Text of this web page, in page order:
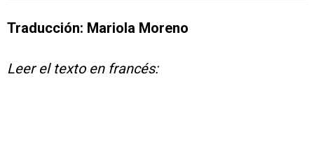
Traducción: Mariola Moreno
Leer el texto en francés: